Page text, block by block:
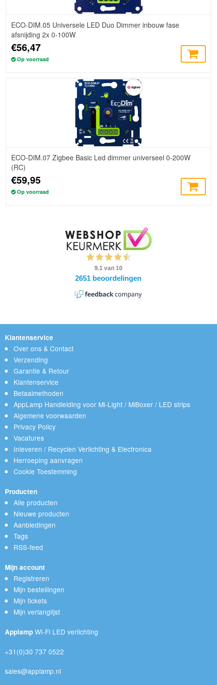
ECO-DIM.05 Universele LED Duo Dimmer inbouw fase
afsnijding 2x 0-100W
€56,47
Op voorraad
ECO-DIM.07 Zigbee Basic Led dimmer universeel 0-200W
(RC)
€59,95
Op voorraad
Klantenservice
Over ons & Contact
Verzending
Garantie & Retour
Klantenservice
Betaalmethoden
AppLamp Handleiding voor Mi-Light / MiBoxer / LED strips
Algemene voorwaarden
Privacy Policy
Vacatures
Inleveren / Recyclen Verlichting & Electronica
Herroeping aanvragen
Cookie Toestemming
Producten
Alle producten
Nieuwe producten
Aanbiedingen
Tags
RSS-feed
Mijn account
Registreren
Mijn bestellingen
Mijn tickets
Mijn verlanglijst
Applamp Wi-Fi LED verlichting
+31(0)30 737 0522
sales@applamp.nl